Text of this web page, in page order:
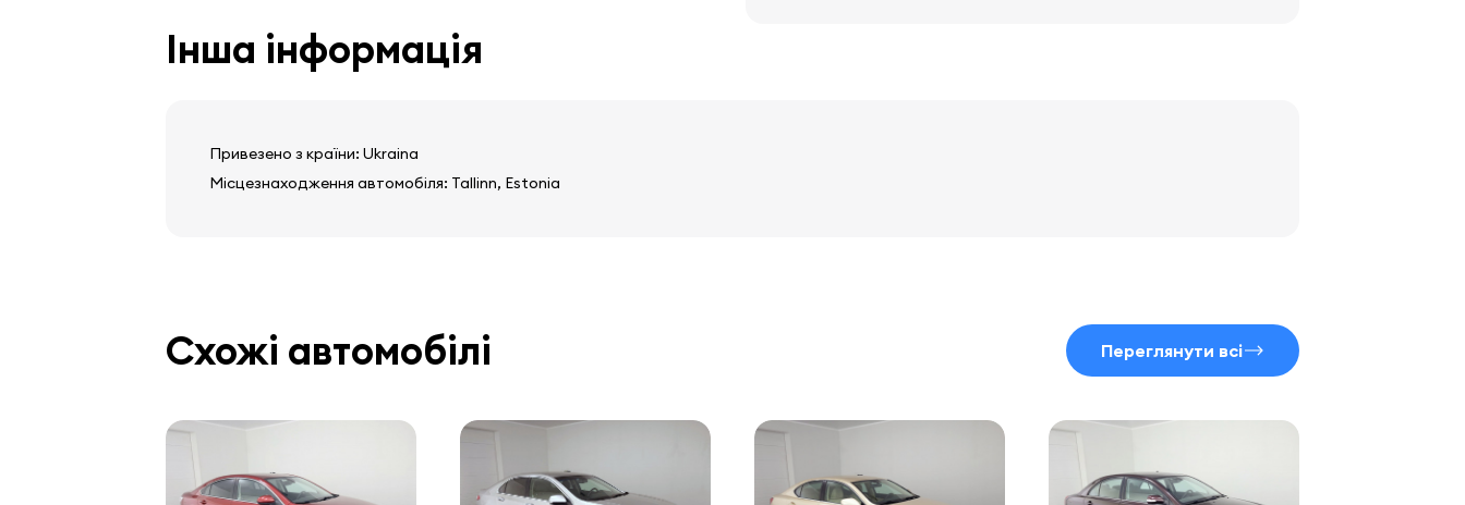
Інша інформація
Привезено з країни: Ukraina
Місцезнаходження автомобіля: Tallinn, Estonia
Схожі автомобілі Переглянути всі